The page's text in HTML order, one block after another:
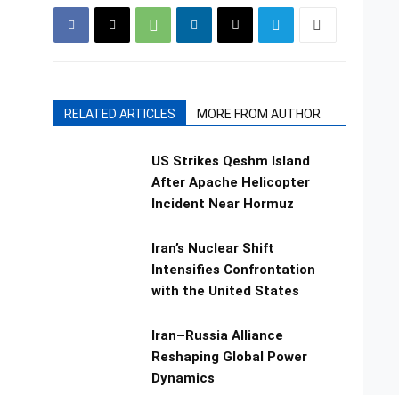
RELATED ARTICLES MORE FROM AUTHOR
US Strikes Qeshm Island
After Apache Helicopter
Incident Near Hormuz
Iran’s Nuclear Shift
Intensifies Confrontation
with the United States
Iran–Russia Alliance
Reshaping Global Power
Dynamics